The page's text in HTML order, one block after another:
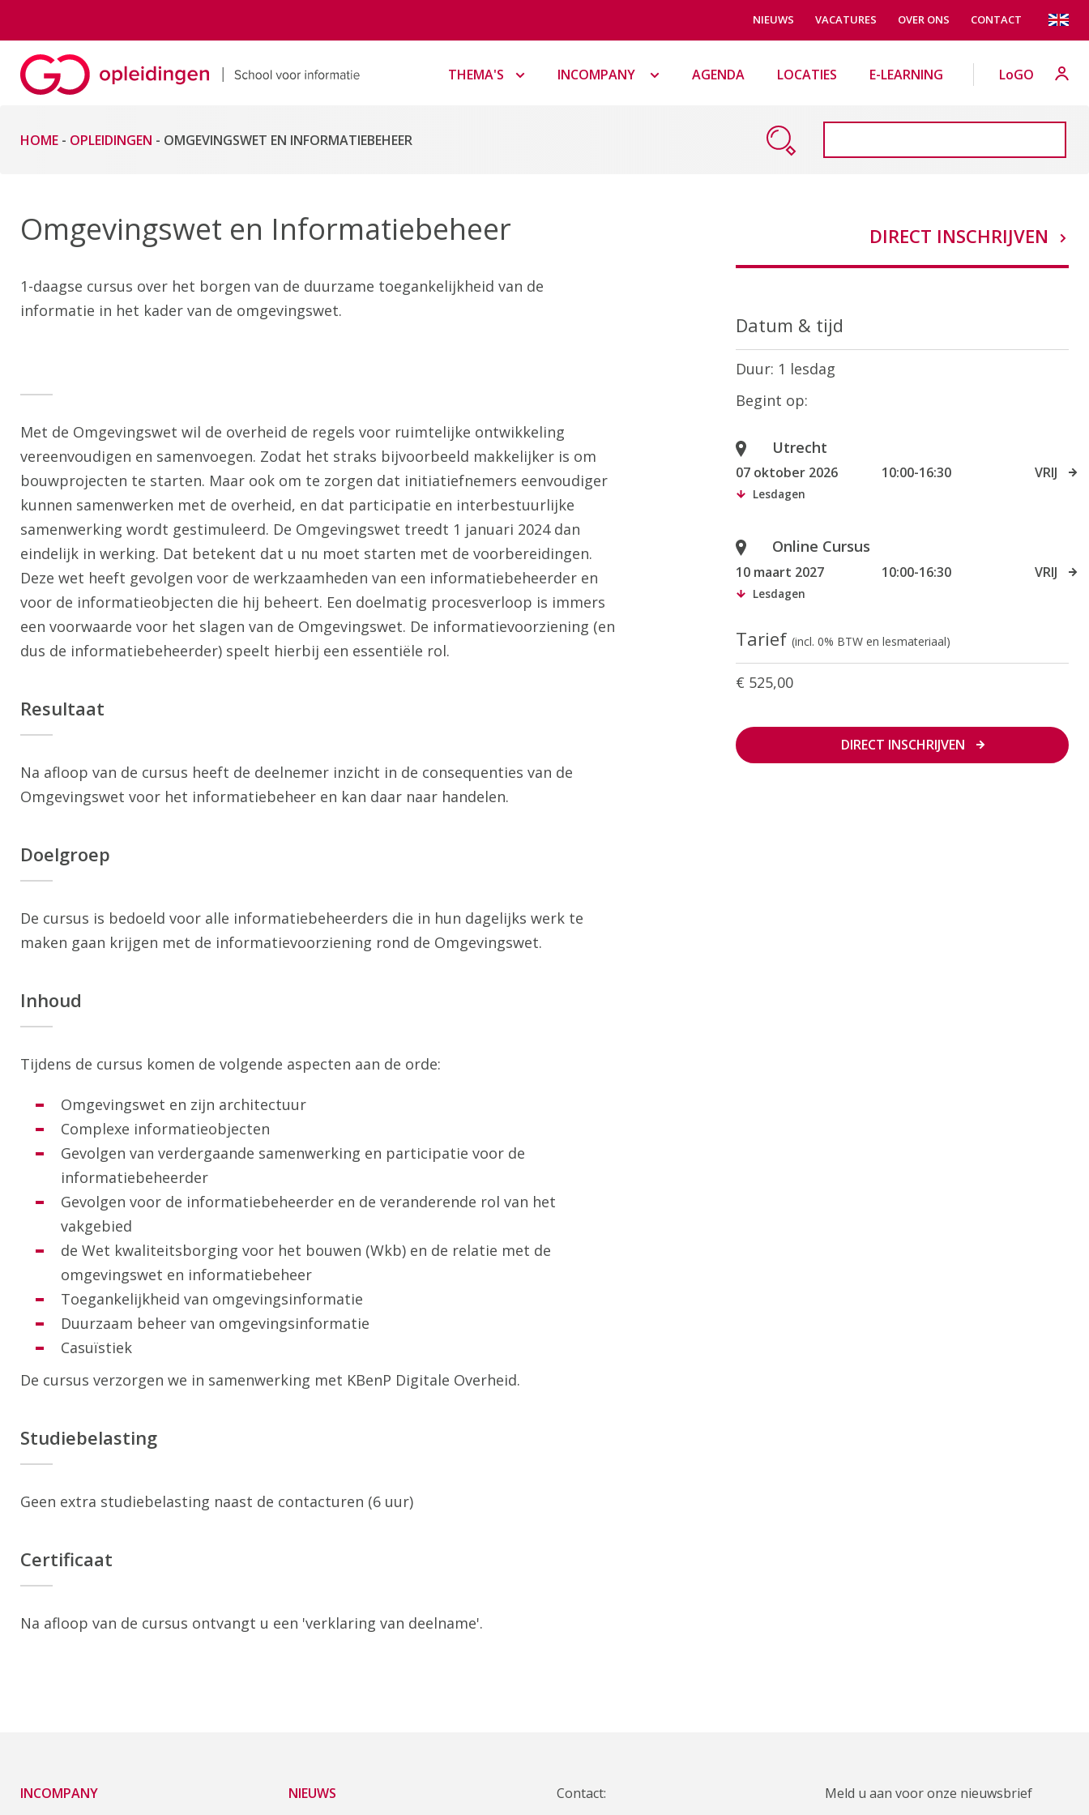
NIEUWS VACATURES OVER ONS CONTACT
THEMA'S INCOMPANY AGENDA LOCATIES E-LEARNING LoGO
HOME - OPLEIDINGEN - OMGEVINGSWET EN INFORMATIEBEHEER
Omgevingswet en Informatiebeheer
1-daagse cursus over het borgen van de duurzame toegankelijkheid van de
informatie in het kader van de omgevingswet.
Met de Omgevingswet wil de overheid de regels voor ruimtelijke ontwikkeling
vereenvoudigen en samenvoegen. Zodat het straks bijvoorbeeld makkelijker is om
bouwprojecten te starten. Maar ook om te zorgen dat initiatiefnemers eenvoudiger
kunnen samenwerken met de overheid, en dat participatie en interbestuurlijke
samenwerking wordt gestimuleerd. De Omgevingswet treedt 1 januari 2024 dan
eindelijk in werking. Dat betekent dat u nu moet starten met de voorbereidingen.
Deze wet heeft gevolgen voor de werkzaamheden van een informatiebeheerder en
voor de informatieobjecten die hij beheert. Een doelmatig procesverloop is immers
een voorwaarde voor het slagen van de Omgevingswet. De informatievoorziening (en
dus de informatiebeheerder) speelt hierbij een essentiële rol.
Resultaat
Na afloop van de cursus heeft de deelnemer inzicht in de consequenties van de
Omgevingswet voor het informatiebeheer en kan daar naar handelen.
Doelgroep
De cursus is bedoeld voor alle informatiebeheerders die in hun dagelijks werk te
maken gaan krijgen met de informatievoorziening rond de Omgevingswet.
Inhoud
Tijdens de cursus komen de volgende aspecten aan de orde:
Omgevingswet en zijn architectuur
Complexe informatieobjecten
Gevolgen van verdergaande samenwerking en participatie voor de
informatiebeheerder
Gevolgen voor de informatiebeheerder en de veranderende rol van het
vakgebied
de Wet kwaliteitsborging voor het bouwen (Wkb) en de relatie met de
omgevingswet en informatiebeheer
Toegankelijkheid van omgevingsinformatie
Duurzaam beheer van omgevingsinformatie
Casuïstiek
De cursus verzorgen we in samenwerking met KBenP Digitale Overheid.
Studiebelasting
Geen extra studiebelasting naast de contacturen (6 uur)
Certificaat
Na afloop van de cursus ontvangt u een 'verklaring van deelname'.
DIRECT INSCHRIJVEN
Datum & tijd
Duur: 1 lesdag
Begint op:
Utrecht
07 oktober 2026 10:00-16:30 VRIJ
Lesdagen
Online Cursus
10 maart 2027 10:00-16:30 VRIJ
Lesdagen
Tarief (incl. 0% BTW en lesmateriaal)
€ 525,00
DIRECT INSCHRIJVEN
INCOMPANY NIEUWS Meld u aan voor onze nieuwsbrief
Contact: